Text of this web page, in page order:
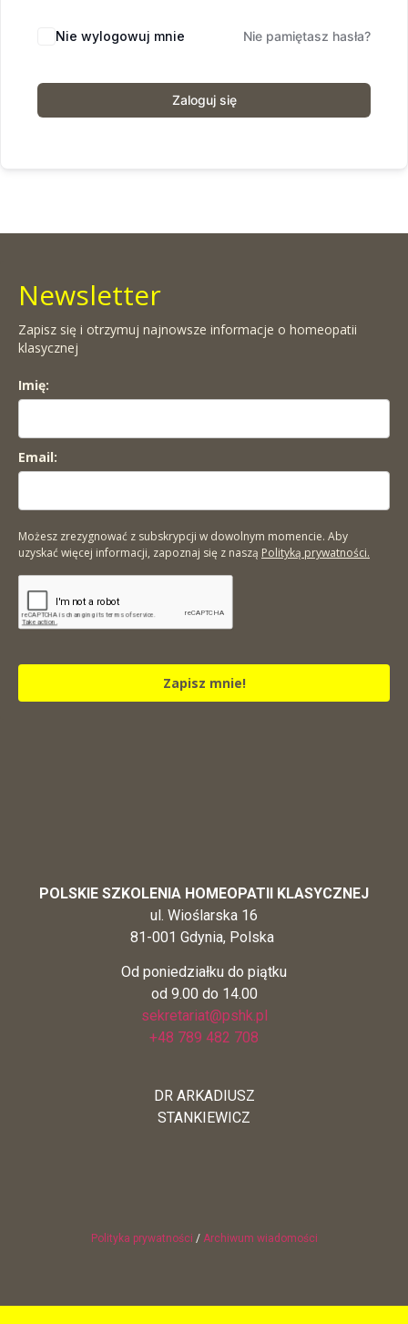
Nie wylogowuj mnie Nie pamiętasz hasła?
Zaloguj się
Newsletter
Zapisz się i otrzymuj najnowsze informacje o homeopatii
klasycznej
Imię:
Email:
Możesz zrezygnować z subskrypcji w dowolnym momencie. Aby
uzyskać więcej informacji, zapoznaj się z naszą Polityką prywatności.
Zapisz mnie!
POLSKIE SZKOLENIA HOMEOPATII KLASYCZNEJ
ul. Wioślarska 16
81-001 Gdynia, Polska
Od poniedziałku do piątku
od 9.00 do 14.00
sekretariat@pshk.pl
+48 789 482 708
DR ARKADIUSZ
STANKIEWICZ
Polityka prywatności / Archiwum wiadomości